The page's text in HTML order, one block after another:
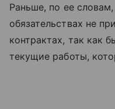
Раньше, по ее
обязательствах не
контрактах, так как
текущие работы,